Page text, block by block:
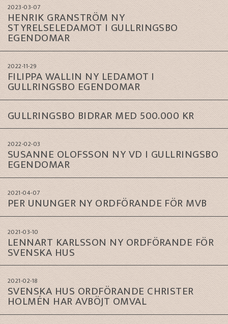
2023-03-07
HENRIK GRANSTRÖM NY
STYRELSELEDAMOT I GULLRINGSBO
EGENDOMAR
2022-11-29
FILIPPA WALLIN NY LEDAMOT I
GULLRINGSBO EGENDOMAR
GULLRINGSBO BIDRAR MED 500.000 KR
2022-02-03
SUSANNE OLOFSSON NY VD I GULLRINGSBO
EGENDOMAR
2021-04-07
PER UNUNGER NY ORDFÖRANDE FÖR MVB
2021-03-10
LENNART KARLSSON NY ORDFÖRANDE FÖR
SVENSKA HUS
2021-02-18
SVENSKA HUS ORDFÖRANDE CHRISTER
HOLMÉN HAR AVBÖJT OMVAL